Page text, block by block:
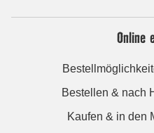
Online
Bestellen & nach
Kaufen & in den